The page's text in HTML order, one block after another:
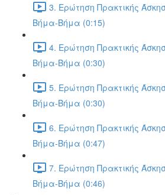
3. Ερώτηση Πρακτικής
Βήμα-Βήμα (0:15)
4. Ερώτηση Πρακτικής
Βήμα-Βήμα (0:30)
5. Ερώτηση Πρακτικής
Βήμα-Βήμα (0:30)
6. Ερώτηση Πρακτικής
Βήμα-Βήμα (0:47)
7. Ερώτηση Πρακτικής
Βήμα-Βήμα (0:46)